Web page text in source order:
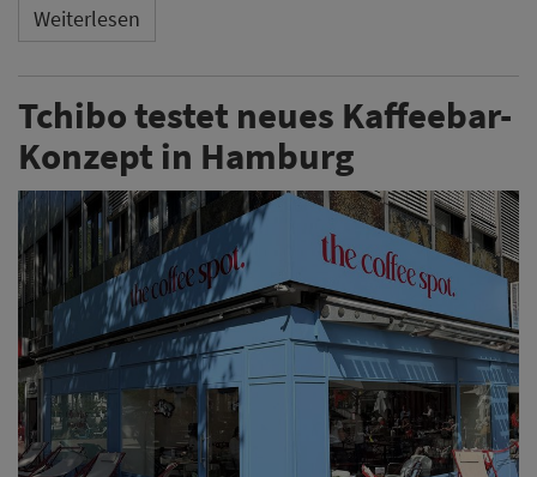
Weiterlesen
Tchibo testet neues Kaffeebar-
Konzept in Hamburg